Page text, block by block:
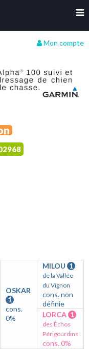
Mon compte
OSKAR
1
cons.
0%
MILOU 1
de la Vallée
du Vignon
cons. non
définie
LORCA 1
des Échos
Périgourdins
cons. 0%